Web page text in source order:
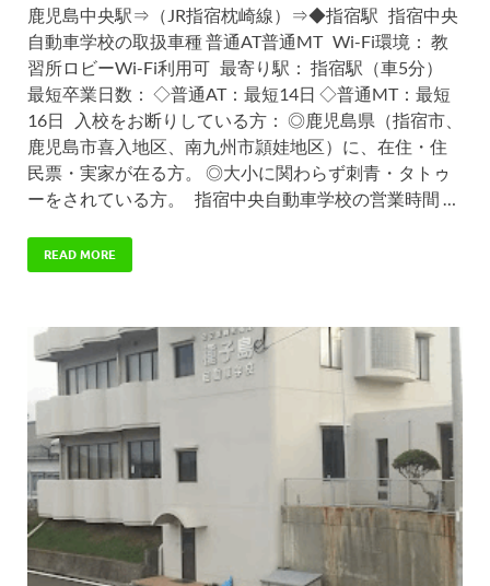
鹿児島中央駅⇒（JR指宿枕崎線）⇒◆指宿駅 指宿中央
自動車学校の取扱車種 普通AT普通MT Wi-Fi環境： 教
習所ロビーWi-Fi利用可 最寄り駅： 指宿駅（車5分）
最短卒業日数： ◇普通AT：最短14日 ◇普通MT：最短
16日 入校をお断りしている方： ◎鹿児島県（指宿市、
鹿児島市喜入地区、南九州市頴娃地区）に、在住・住
民票・実家が在る方。 ◎大小に関わらず刺青・タトゥ
ーをされている方。 指宿中央自動車学校の営業時間 …
READ MORE